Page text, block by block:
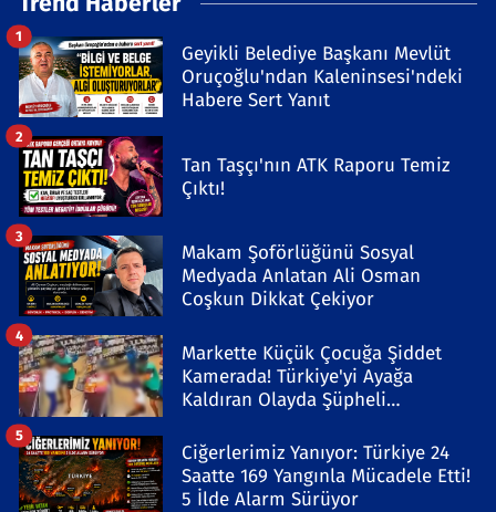
Geyikli Belediye Başkanı Mevlüt
Oruçoğlu'ndan Kaleninsesi'ndeki
Habere Sert Yanıt
1
Tan Taşçı'nın ATK Raporu Temiz
Çıktı!
2
Makam Şoförlüğünü Sosyal
Medyada Anlatan Ali Osman
Coşkun Dikkat Çekiyor
3
Markette Küçük Çocuğa Şiddet
Kamerada! Türkiye'yi Ayağa
Kaldıran Olayda Şüpheli
4
Ciğerlerimiz Yanıyor: Türkiye 24
Saatte 169 Yangınla Mücadele Etti!
5 İlde Alarm Sürüyor
5